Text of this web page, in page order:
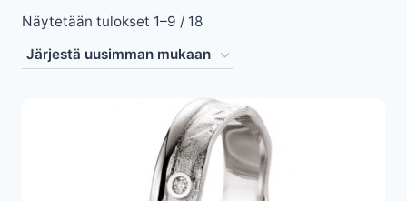
Näytetään tulokset 1–9 / 18Sorted
by
latest